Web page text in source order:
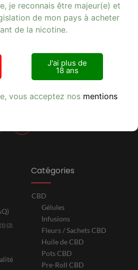
crocodile
30900 NIMES
- 21h00
Nimes
(1) (2)
Catégories
CBD
Gélules
Infusions
Fleurs / Sachets CBD
Huile de CBD
Pots CBD
Pre-Roll CBD
je reconnais être majeur(e) et
de mon pays à acheter
de la nicotine.
J'ai plus de
18 ans
vous acceptez nos mentions